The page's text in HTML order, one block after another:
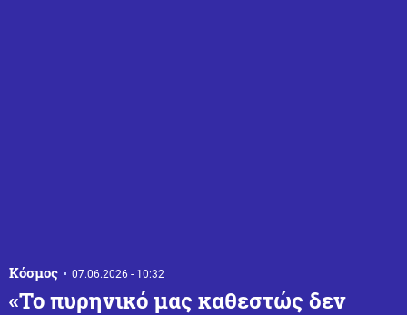
Κόσμος 07.06.2026 - 10:32
«Το πυρηνικό μας καθεστώς δεν